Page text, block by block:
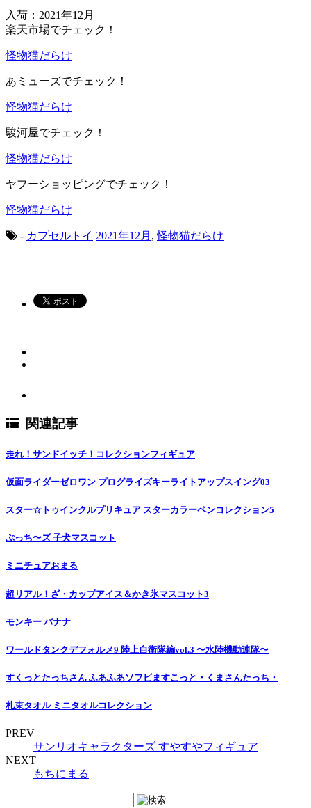
入荷：2021年12月
楽天市場でチェック！
怪物猫だらけ
あミューズでチェック！
怪物猫だらけ
駿河屋でチェック！
怪物猫だらけ
ヤフーショッピングでチェック！
怪物猫だらけ
- カプセルトイ 2021年12月 ,怪物猫だらけ
関連記事
走れ！サンドイッチ！コレクションフィギュア
仮面ライダーゼロワン プログライズキーライトアップスイング03
スター☆トゥインクルプリキュア スターカラーペンコレクション5
ぷっち〜ズ 子犬マスコット
ミニチュアおまる
超リアル！ざ・カップアイス＆かき氷マスコット3
モンキー バナナ
ワールドタンクデフォルメ9 陸上自衛隊編vol.3 〜水陸機動連隊〜
すくっとたっちさん ふあふあソフビますこっと・くまさんたっち・
札束タオル ミニタオルコレクション
PREV
サンリオキャラクターズ すやすやフィギュア
NEXT
もちにまる